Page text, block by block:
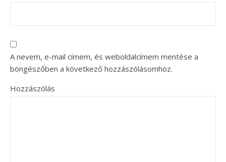
A nevem, e-mail címem, és weboldalcímem mentése a
böngészőben a következő hozzászólásomhoz.
Hozzászólás